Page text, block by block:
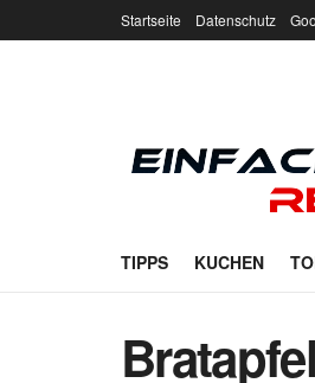
Startseite Datenschutz
TIPPS KUCHEN